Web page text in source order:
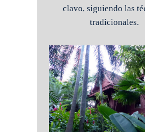
clavo, siguiendo las
tradicionales.